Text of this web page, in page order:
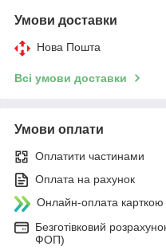
Умови доставки
Нова Пошта
Всі умови доставки
Умови оплати
Оплатити частинами
Оплата на рахунок
Онлайн-оплата
Безготівковий
ФОП)